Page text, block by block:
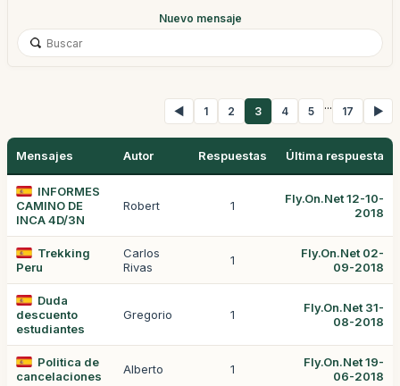
Nuevo mensaje
◀ 1 2 3 4 5 ... 17 ▶
Mensajes Autor Respuestas Última respuesta
INFORMES
CAMINO DE
INCA 4D/3N
Robert 1
Fly.On.Net 12-10-
2018
Trekking
Peru
Carlos
Rivas
1
Fly.On.Net 02-
09-2018
Duda
descuento
estudiantes
Gregorio 1
Fly.On.Net 31-
08-2018
Politica de
cancelaciones
Alberto 1
Fly.On.Net 19-
06-2018